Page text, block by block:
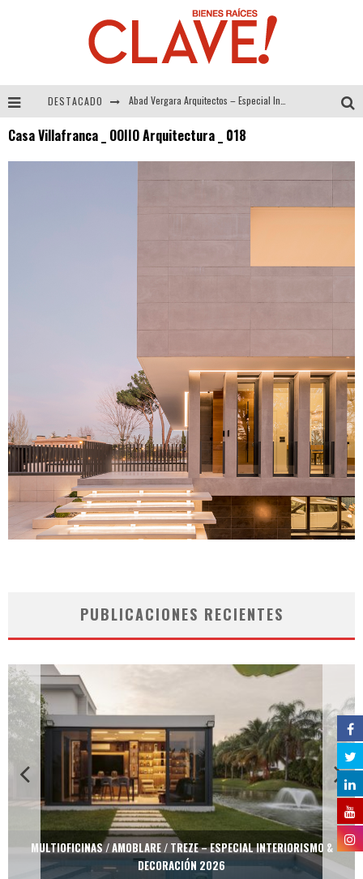
DESTACADO COLINEAL – Especial Interiorismo & Decoración 2026
MULTIOFICINAS / AMOBLARE / TREZE – Especial Interiorismo & Decoración 2026
Casa Villafranca _ OOIIO Arquitectura _ 018
PUBLICACIONES RECIENTES
MULTIOFICINAS / AMOBLARE / TREZE – ESPECIAL INTERIORISMO &
DECORACIÓN 2026